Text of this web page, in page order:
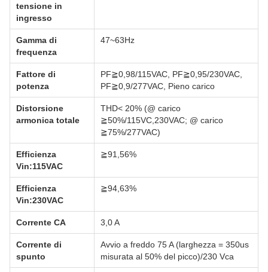
tensione in
ingresso
Gamma di
frequenza
47~63Hz
Fattore di
potenza
PF≧0,98/115VAC, PF≧0,95/230VAC,
PF≧0,9/277VAC, Pieno carico
Distorsione
armonica totale
THD< 20% (@ carico
≧50%/115VC,230VAC; @ carico
≧75%/277VAC)
Efficienza
Vin:115VAC
≧91,56%
Efficienza
Vin:230VAC
≧94,63%
Corrente CA 3,0 A
Corrente di
spunto
Avvio a freddo 75 A (larghezza = 350us
misurata al 50% del picco)/230 Vca